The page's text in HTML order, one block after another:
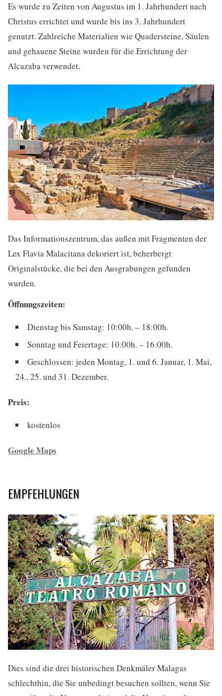
Es wurde zu Zeiten von Augustus im 1. Jahrhundert nach
Christus errichtet und wurde bis ins 3. Jahrhundert
genutzt. Zahlreiche Materialien wie Quadersteine, Säulen
und gehauene Steine wurden für die Errichtung der
Alcazaba verwendet.
Das Informationszentrum, das außen mit Fragmenten der
Lex Flavia Malacitana dekoriert ist, beherbergt
Originalstücke, die bei den Ausgrabungen gefunden
wurden.
Öffnungszeiten:
Dienstag bis Samstag: 10:00h. – 18:00h.
Sonntag und Feiertage: 10:00h. – 16:00h.
Geschlossen: jeden Montag, 1. und 6. Januar, 1. Mai,
24., 25. und 31. Dezember.
Preis:
kostenlos
Google Maps
EMPFEHLUNGEN
Dies sind die drei historischen Denkmäler Malagas
schlechthin, die Sie unbedingt besuchen sollten, wenn Sie